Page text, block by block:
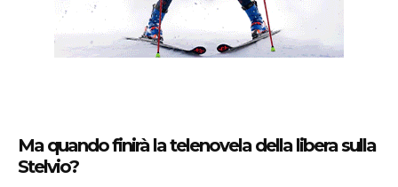
Ma quando finirà la telenovela della libera sulla
Stelvio?